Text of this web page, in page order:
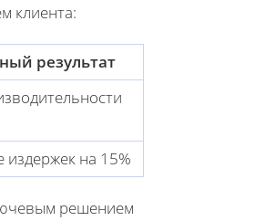
клиента:
результат
издержек на 15%
решением